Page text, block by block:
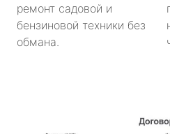
ремонт садовой и
бензиновой техники без
обмана.